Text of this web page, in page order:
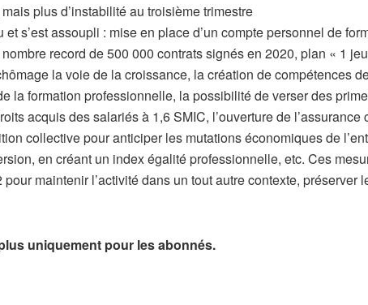
plus d’instabilité au troisième trimestre
s’est assoupli : mise en place d’un compte personnel de
record de 500 000 contrats signés en 2020, plan « 1
la voie de la croissance, la création de compétences
la formation professionnelle, la possibilité de verser des
acquis des salariés à 1,6 SMIC, l’ouverture de l’assurance
collective pour anticiper les mutations économiques de
en créant un index égalité professionnelle, etc. Ces
maintenir l’activité dans un tout autre contexte, préserver
uniquement pour les abonnés.